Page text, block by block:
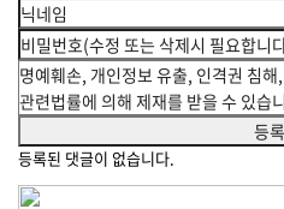
등록된 댓글이 없습니다.